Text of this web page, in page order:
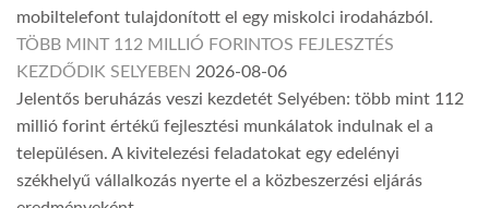
mobiltelefont tulajdonított el egy miskolci irodaházból.
TÖBB MINT 112 MILLIÓ FORINTOS FEJLESZTÉS
KEZDŐDIK SELYEBEN 2026-08-06
Jelentős beruházás veszi kezdetét Selyében: több mint 112
millió forint értékű fejlesztési munkálatok indulnak el a
településen. A kivitelezési feladatokat egy edelényi
székhelyű vállalkozás nyerte el a közbeszerzési eljárás